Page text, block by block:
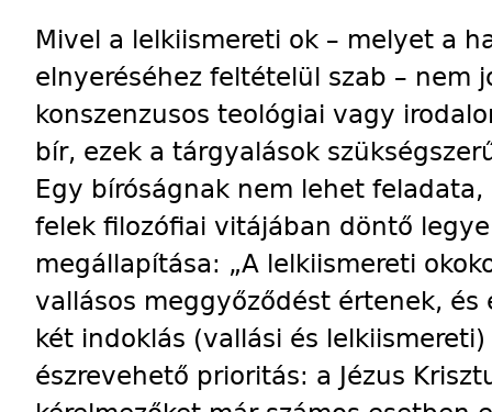
Mivel a lelkiismereti ok – melyet a
elnyeréséhez feltételül szab – nem
konszenzusos teológiai vagy
bír, ezek a tárgyalások
Egy bíróságnak nem lehet
felek filozófiai vitájában döntő
megállapítása: „A lelkiismereti
vallásos meggyőződést értenek,
két indoklás (vallási és
észrevehető prioritás: a Jézus